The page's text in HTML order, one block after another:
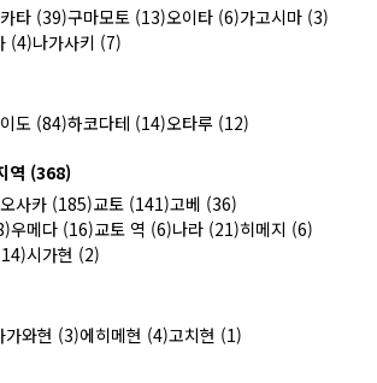
타 (39)구마모토 (13)오이타 (6)가고시마 (3)
(4)나가사키 (7)
도 (84)하코다테 (14)오타루 (12)
역 (368)
오사카 (185)교토 (141)고베 (36)
우메다 (16)교토 역 (6)나라 (21)히메지 (6)
시가현 (2)
가와현 (3)에히메현 (4)고치현 (1)